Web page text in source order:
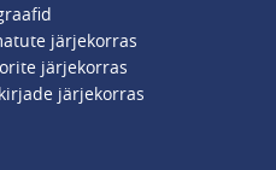
järjekorras
järjekorras
järjekorras